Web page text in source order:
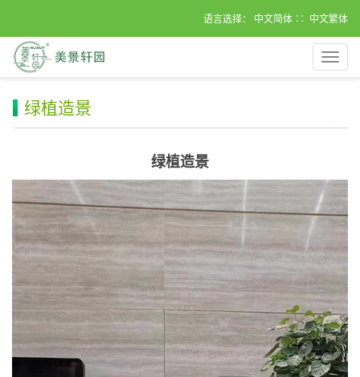
语言选择： 中文简体 ∷ 中文繁体
导
航
绿植造景
绿植造景